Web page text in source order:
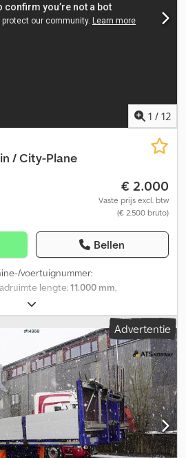
45.000 kg Laadvermogen:
1.400 cm Model: Maskinsemi =
contact op met ATS Norway voor
1 / 12
/ City-Plane
€ 2.000
Vaste prijs excl. btw
(€ 2.500 bruto)
Bellen
voertuignummer:
lengte:11.000 mm,
, laadruimtehoogte:
opties en accessoires = Dsdpfeznhn
- Luchtvering voor = Verdere
19.100 kg Toelaatbaar
Algemene staat: gemiddeld
Optische staat: gemiddeld Verdere
40 Staat van de
275/70 R 22.5 Achterbanden:
Neem contact op met Lastas
Advertentie